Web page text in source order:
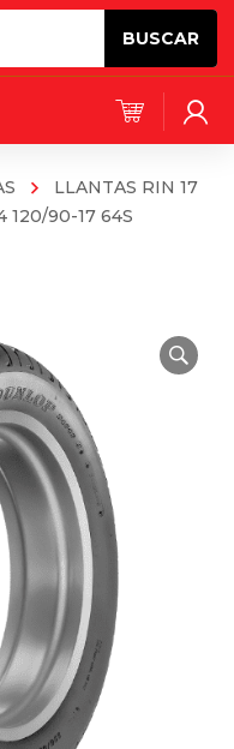
BUSCAR
LLANTAS RIN 17
120/90-17 64S